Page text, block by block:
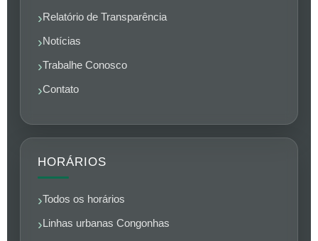
Relatório de Transparência
Notícias
Trabalhe Conosco
Contato
HORÁRIOS
Todos os horários
Linhas urbanas Congonhas